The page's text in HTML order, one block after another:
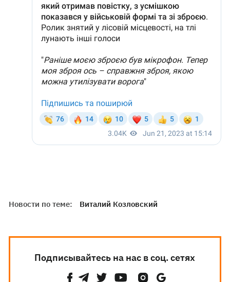
Новости по теме: Виталий Козловский
Подписывайтесь на нас в соц. сетях